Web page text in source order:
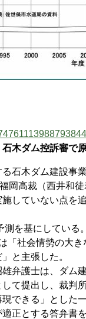
木ダム控訴審で
木ダム建設事
岡高裁（西井和
していない点を
を基にしている
「社会情勢の大
と主張した。
弁護士は、ダム
て提出し、裁判
できる」とした
正とする答弁書